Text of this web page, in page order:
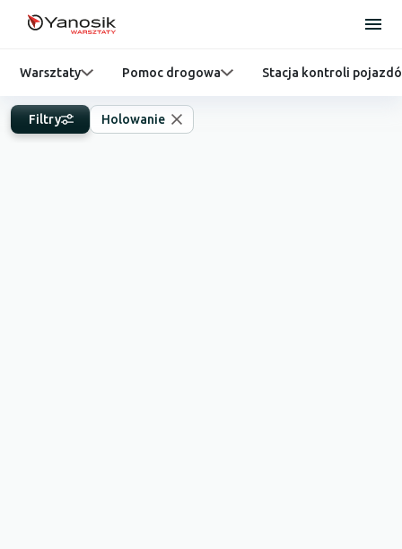
Warsztaty Pomoc drogowa Stacja kontroli
Filtry Holowanie